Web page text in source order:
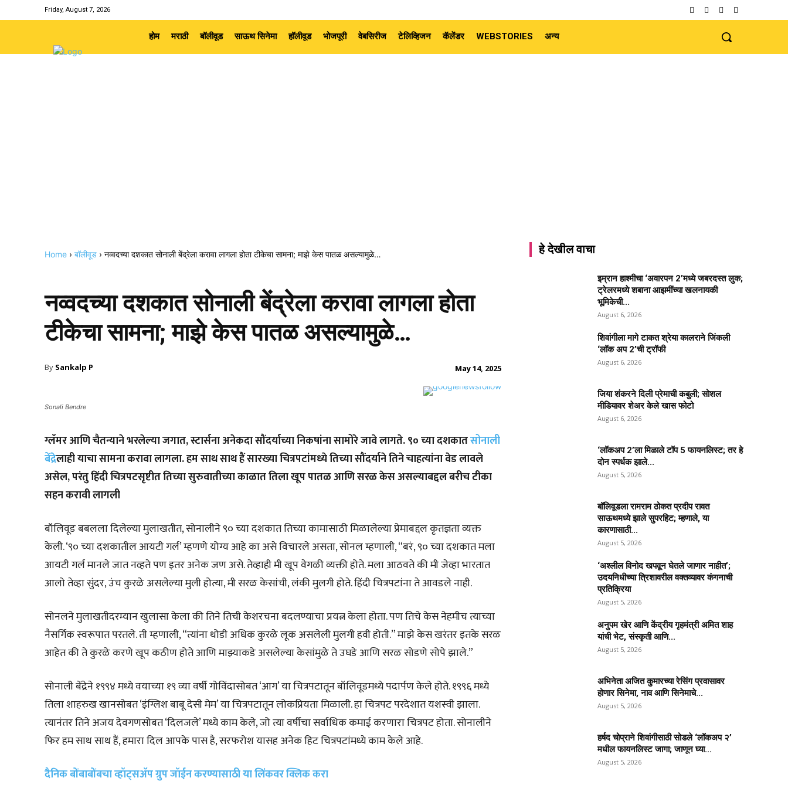
Friday, August 7, 2026
होम मराठी बॉलीवूड साऊथ सिनेमा हॉलीवूड भोजपूरी वेबसिरीज टेलिव्हिजन कॅलेंडर WEBSTORIES अन्य
Home › बॉलीवूड › नव्वदच्या दशकात सोनाली बेंद्रेला करावा लागला होता टीकेचा सामना; माझे केस पातळ असल्यामुळे…
नव्वदच्या दशकात सोनाली बेंद्रेला करावा लागला होता
टीकेचा सामना; माझे केस पातळ असल्यामुळे…
By Sankalp P May 14, 2025
Sonali Bendre
ग्लॅमर आणि चैतन्याने भरलेल्या जगात, स्टार्सना अनेकदा सौंदर्याच्या निकषांना सामोरे जावे लागते. ९० च्या दशकातसोनाली
बेंद्रेलाही याचा सामना करावा लागला. हम साथ साथ हैं सारख्या चित्रपटांमध्ये तिच्या सौंदर्याने तिने चाहत्यांना वेड लावले
असेल, परंतु हिंदी चित्रपटसृष्टीत तिच्या सुरुवातीच्या काळात तिला खूप पातळ आणि सरळ केस असल्याबद्दल बरीच टीका
सहन करावी लागली
बॉलिवूड बबलला दिलेल्या मुलाखतीत, सोनालीने ९० च्या दशकात तिच्या कामासाठी मिळालेल्या प्रेमाबद्दल कृतज्ञता व्यक्त
केली. ‘९० च्या दशकातील आयटी गर्ल’ म्हणणे योग्य आहे का असे विचारले असता, सोनल म्हणाली, “बरं, ९० च्या दशकात मला
आयटी गर्ल मानले जात नव्हते पण इतर अनेक जण असे. तेव्हाही मी खूप वेगळी व्यक्ती होते. मला आठवते की मी जेव्हा भारतात
आलो तेव्हा सुंदर, उंच कुरळे असलेल्या मुली होत्या, मी सरळ केसांची, लंकी मुलगी होते. हिंदी चित्रपटांना ते आवडले नाही.
सोनलने मुलाखतीदरम्यान खुलासा केला की तिने तिची केशरचना बदलण्याचा प्रयत्न केला होता. पण तिचे केस नेहमीच त्याच्या
नैसर्गिक स्वरूपात परतले. ती म्हणाली, “त्यांना थोडी अधिक कुरळे लूक असलेली मुलगी हवी होती.” माझे केस खरंतर इतके सरळ
आहेत की ते कुरळे करणे खूप कठीण होते आणि माझ्याकडे असलेल्या केसांमुळे ते उघडे आणि सरळ सोडणे सोपे झाले.”
सोनाली बेंद्रेने १९९४ मध्ये वयाच्या १९ व्या वर्षी गोविंदासोबत ‘आग’ या चित्रपटातून बॉलिवूडमध्ये पदार्पण केले होते. १९९६ मध्ये
तिला शाहरुख खानसोबत ‘इंग्लिश बाबू देसी मेम’ या चित्रपटातून लोकप्रियता मिळाली. हा चित्रपट परदेशात यशस्वी झाला.
त्यानंतर तिने अजय देवगणसोबत ‘दिलजले’ मध्ये काम केले, जो त्या वर्षीचा सर्वाधिक कमाई करणारा चित्रपट होता. सोनालीने
फिर हम साथ साथ हैं, हमारा दिल आपके पास है, सरफरोश यासह अनेक हिट चित्रपटांमध्ये काम केले आहे.
दैनिक बोंबाबोंबचा व्हॉट्सॲप ग्रुप जॉईन करण्यासाठी या लिंकवर क्लिक करा
हे देखील वाचा
इम्रान हाश्मीचा ‘अवारपन 2’मध्ये जबरदस्त लुक;
ट्रेलरमध्ये शबाना आझमींच्या खलनायकी
भूमिकेची...
August 6, 2026
शिवांगीला मागे टाकत श्रेया कालराने जिंकली
‘लॉक अप 2’ची ट्रॉफी
August 6, 2026
जिया शंकरने दिली प्रेमाची कबुली; सोशल
मीडियावर शेअर केले खास फोटो
August 6, 2026
‘लॉकअप 2’ला मिळाले टॉप 5 फायनलिस्ट; तर हे
दोन स्पर्धक झाले...
August 5, 2026
बॉलिवूडला रामराम ठोकत प्रदीप रावत
साऊथमध्ये झाले सुपरहिट; म्हणाले, या
कारणासाठी...
August 5, 2026
‘अश्लील विनोद खपवून घेतले जाणार नाहीत’;
उदयनिधीच्या त्रिशावरील वक्तव्यावर कंगनाची
प्रतिक्रिया
August 5, 2026
अनुपम खेर आणि केंद्रीय गृहमंत्री अमित शाह
यांची भेट, संस्कृती आणि...
August 5, 2026
अभिनेता अजित कुमारच्या रेसिंग प्रवासावर
होणार सिनेमा, नाव आणि सिनेमाचे...
August 5, 2026
हर्षद चोप्राने शिवांगीसाठी सोडले ‘लॉकअप २’
मधील फायनलिस्ट जागा; जाणून घ्या...
August 5, 2026